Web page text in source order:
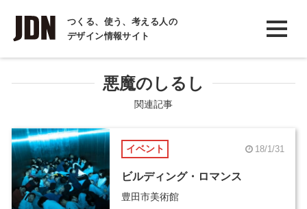
つくる、使う、考える人の
デザイン情報サイト
INTERVIEW
インタビュー
COLUMN
コラム
悪魔のしるし
関連記事
イベント 18/1/31
ビルディング・ロマンス
豊田市美術館